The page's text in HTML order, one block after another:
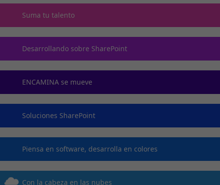
Suma tu talento
Desarrollando sobre SharePoint
ENCAMINA se mueve
Soluciones SharePoint
Piensa en software, desarrolla en colores
Con la cabeza en las nubes